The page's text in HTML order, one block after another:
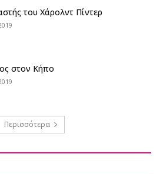
του Χάρολντ Πίντερ
στον Κήπο
Περισσότερα